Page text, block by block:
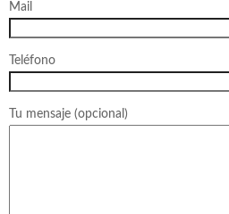
Mail
Teléfono
Tu mensaje (opcional)